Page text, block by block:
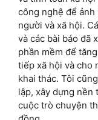
công nghệ để
người và xã hội.
và các bài báo đã
phần mềm để
tiếp xã hội và cho
khai thác. Tôi
lập, xây dựng nền
cuộc trò chuyện